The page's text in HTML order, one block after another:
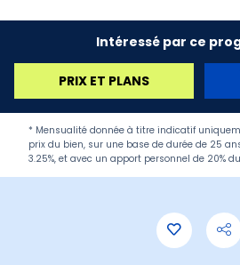
Intéressé par ce
PRIX ET PLANS
* Mensualité donnée à titre indicatif
prix du bien, sur une base de durée de 25
3.25%, et avec un apport personnel de 20%